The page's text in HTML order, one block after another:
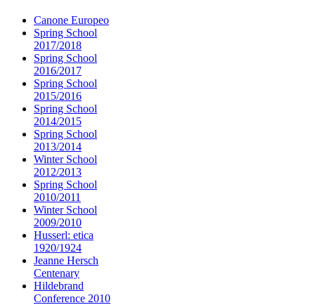
Canone Europeo
Spring School
2017/2018
Spring School
2016/2017
Spring School
2015/2016
Spring School
2014/2015
Spring School
2013/2014
Winter School
2012/2013
Spring School
2010/2011
Winter School
2009/2010
Husserl: etica
1920/1924
Jeanne Hersch
Centenary
Hildebrand
Conference 2010